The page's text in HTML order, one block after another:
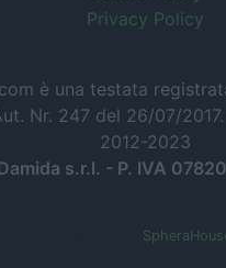
Privacy Policy
è una testata
Nr. 247 del 26/07/
2012-2023
s.r.l. - P. IVA